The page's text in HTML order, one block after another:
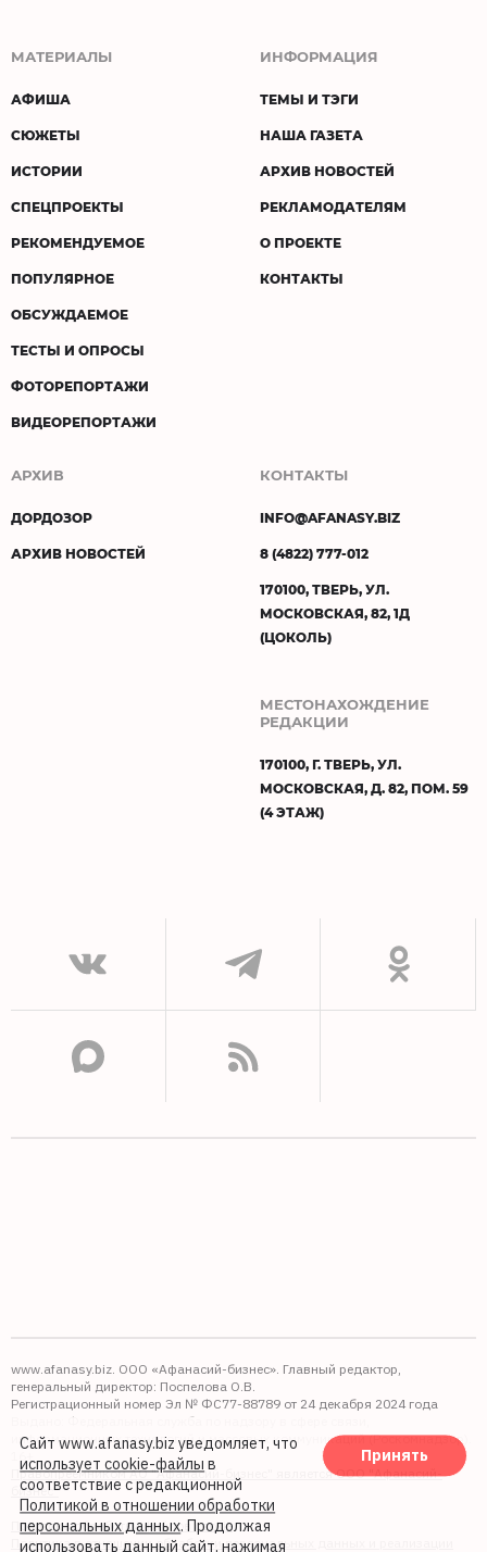
МАТЕРИАЛЫ
АФИША
СЮЖЕТЫ
ИСТОРИИ
СПЕЦПРОЕКТЫ
РЕКОМЕНДУЕМОЕ
ПОПУЛЯРНОЕ
ОБСУЖДАЕМОЕ
ТЕСТЫ И ОПРОСЫ
ФОТОРЕПОРТАЖИ
ВИДЕОРЕПОРТАЖИ
ИНФОРМАЦИЯ
ТЕМЫ И ТЭГИ
НАША ГАЗЕТА
АРХИВ НОВОСТЕЙ
РЕКЛАМОДАТЕЛЯМ
О ПРОЕКТЕ
КОНТАКТЫ
АРХИВ
ДОРДОЗОР
АРХИВ НОВОСТЕЙ
КОНТАКТЫ
INFO@AFANASY.BIZ
8 (4822) 777-012
170100, ТВЕРЬ, УЛ.
МОСКОВСКАЯ, 82, 1Д
(ЦОКОЛЬ)
МЕСТОНАХОЖДЕНИЕ
РЕДАКЦИИ
170100, Г. ТВЕРЬ, УЛ.
МОСКОВСКАЯ, Д. 82, ПОМ. 59
(4 ЭТАЖ)
www.afanasy.biz. ООО «Афанасий-бизнес». Главный редактор,
генеральный директор: Поспелова О.В.
Регистрационный номер Эл № ФС77-88789 от 24 декабря 2024 года
Выдано: Федеральная служба по надзору в сфере связи,
информационных технологий и массовых коммуникаций (Роскомнадзор).
Правопреемником АО "Афанасий-бизнес" является ООО "Афанасий-
бизнес"
Политика обработки файлов cookie
Политика в отношении обработки персональных данных и реализации
Сайт www.afanasy.biz уведомляет, что
использует cookie-файлы в
соответствие с редакционной
Политикой в отношении обработки
персональных данных. Продолжая
использовать данный сайт, нажимая
Принять